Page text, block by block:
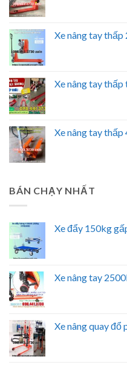
Xe nâng tay
Xe nâng tay
Xe nâng tay
BÁN CHẠY NHẤT
Xe đẩy 150kg
Xe nâng tay
Xe nâng quay đổ